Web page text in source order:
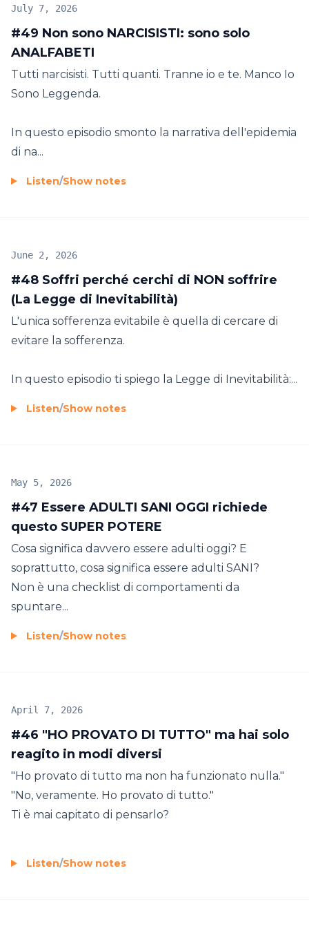
#49 Non sono NARCISISTI: sono solo
ANALFABETI
July 7, 2026
Tutti narcisisti. Tutti quanti. Tranne io e te. Manco Io
Sono Leggenda.
In questo episodio smonto la narrativa dell'epidemia
di na...
Listen/Show notes
#48 Soffri perché cerchi di NON soffrire
(La Legge di Inevitabilità)
June 2, 2026
L'unica sofferenza evitabile è quella di cercare di
evitare la sofferenza.
In questo episodio ti spiego la Legge di Inevitabilità:...
Listen/Show notes
#47 Essere ADULTI SANI OGGI richiede
questo SUPER POTERE
May 5, 2026
Cosa significa davvero essere adulti oggi? E
soprattutto, cosa significa essere adulti SANI?
Non è una checklist di comportamenti da
spuntare...
Listen/Show notes
#46 "HO PROVATO DI TUTTO" ma hai solo
reagito in modi diversi
April 7, 2026
"Ho provato di tutto ma non ha funzionato nulla."
"No, veramente. Ho provato di tutto."
Ti è mai capitato di pensarlo?
Listen/Show notes